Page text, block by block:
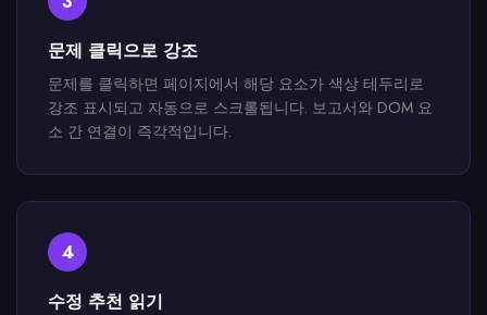
문제 클릭으로 강조
문제를 클릭하면 페이지에서 해당 요소가 색상 테두리로
강조 표시되고 자동으로 스크롤됩니다. 보고서와 DOM 요
소 간 연결이 즉각적입니다.
4
수정 추천 읽기